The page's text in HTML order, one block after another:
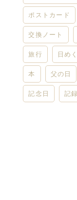
ポストカード
交換ノート
旅行 日め
本 父の日
記念日 記